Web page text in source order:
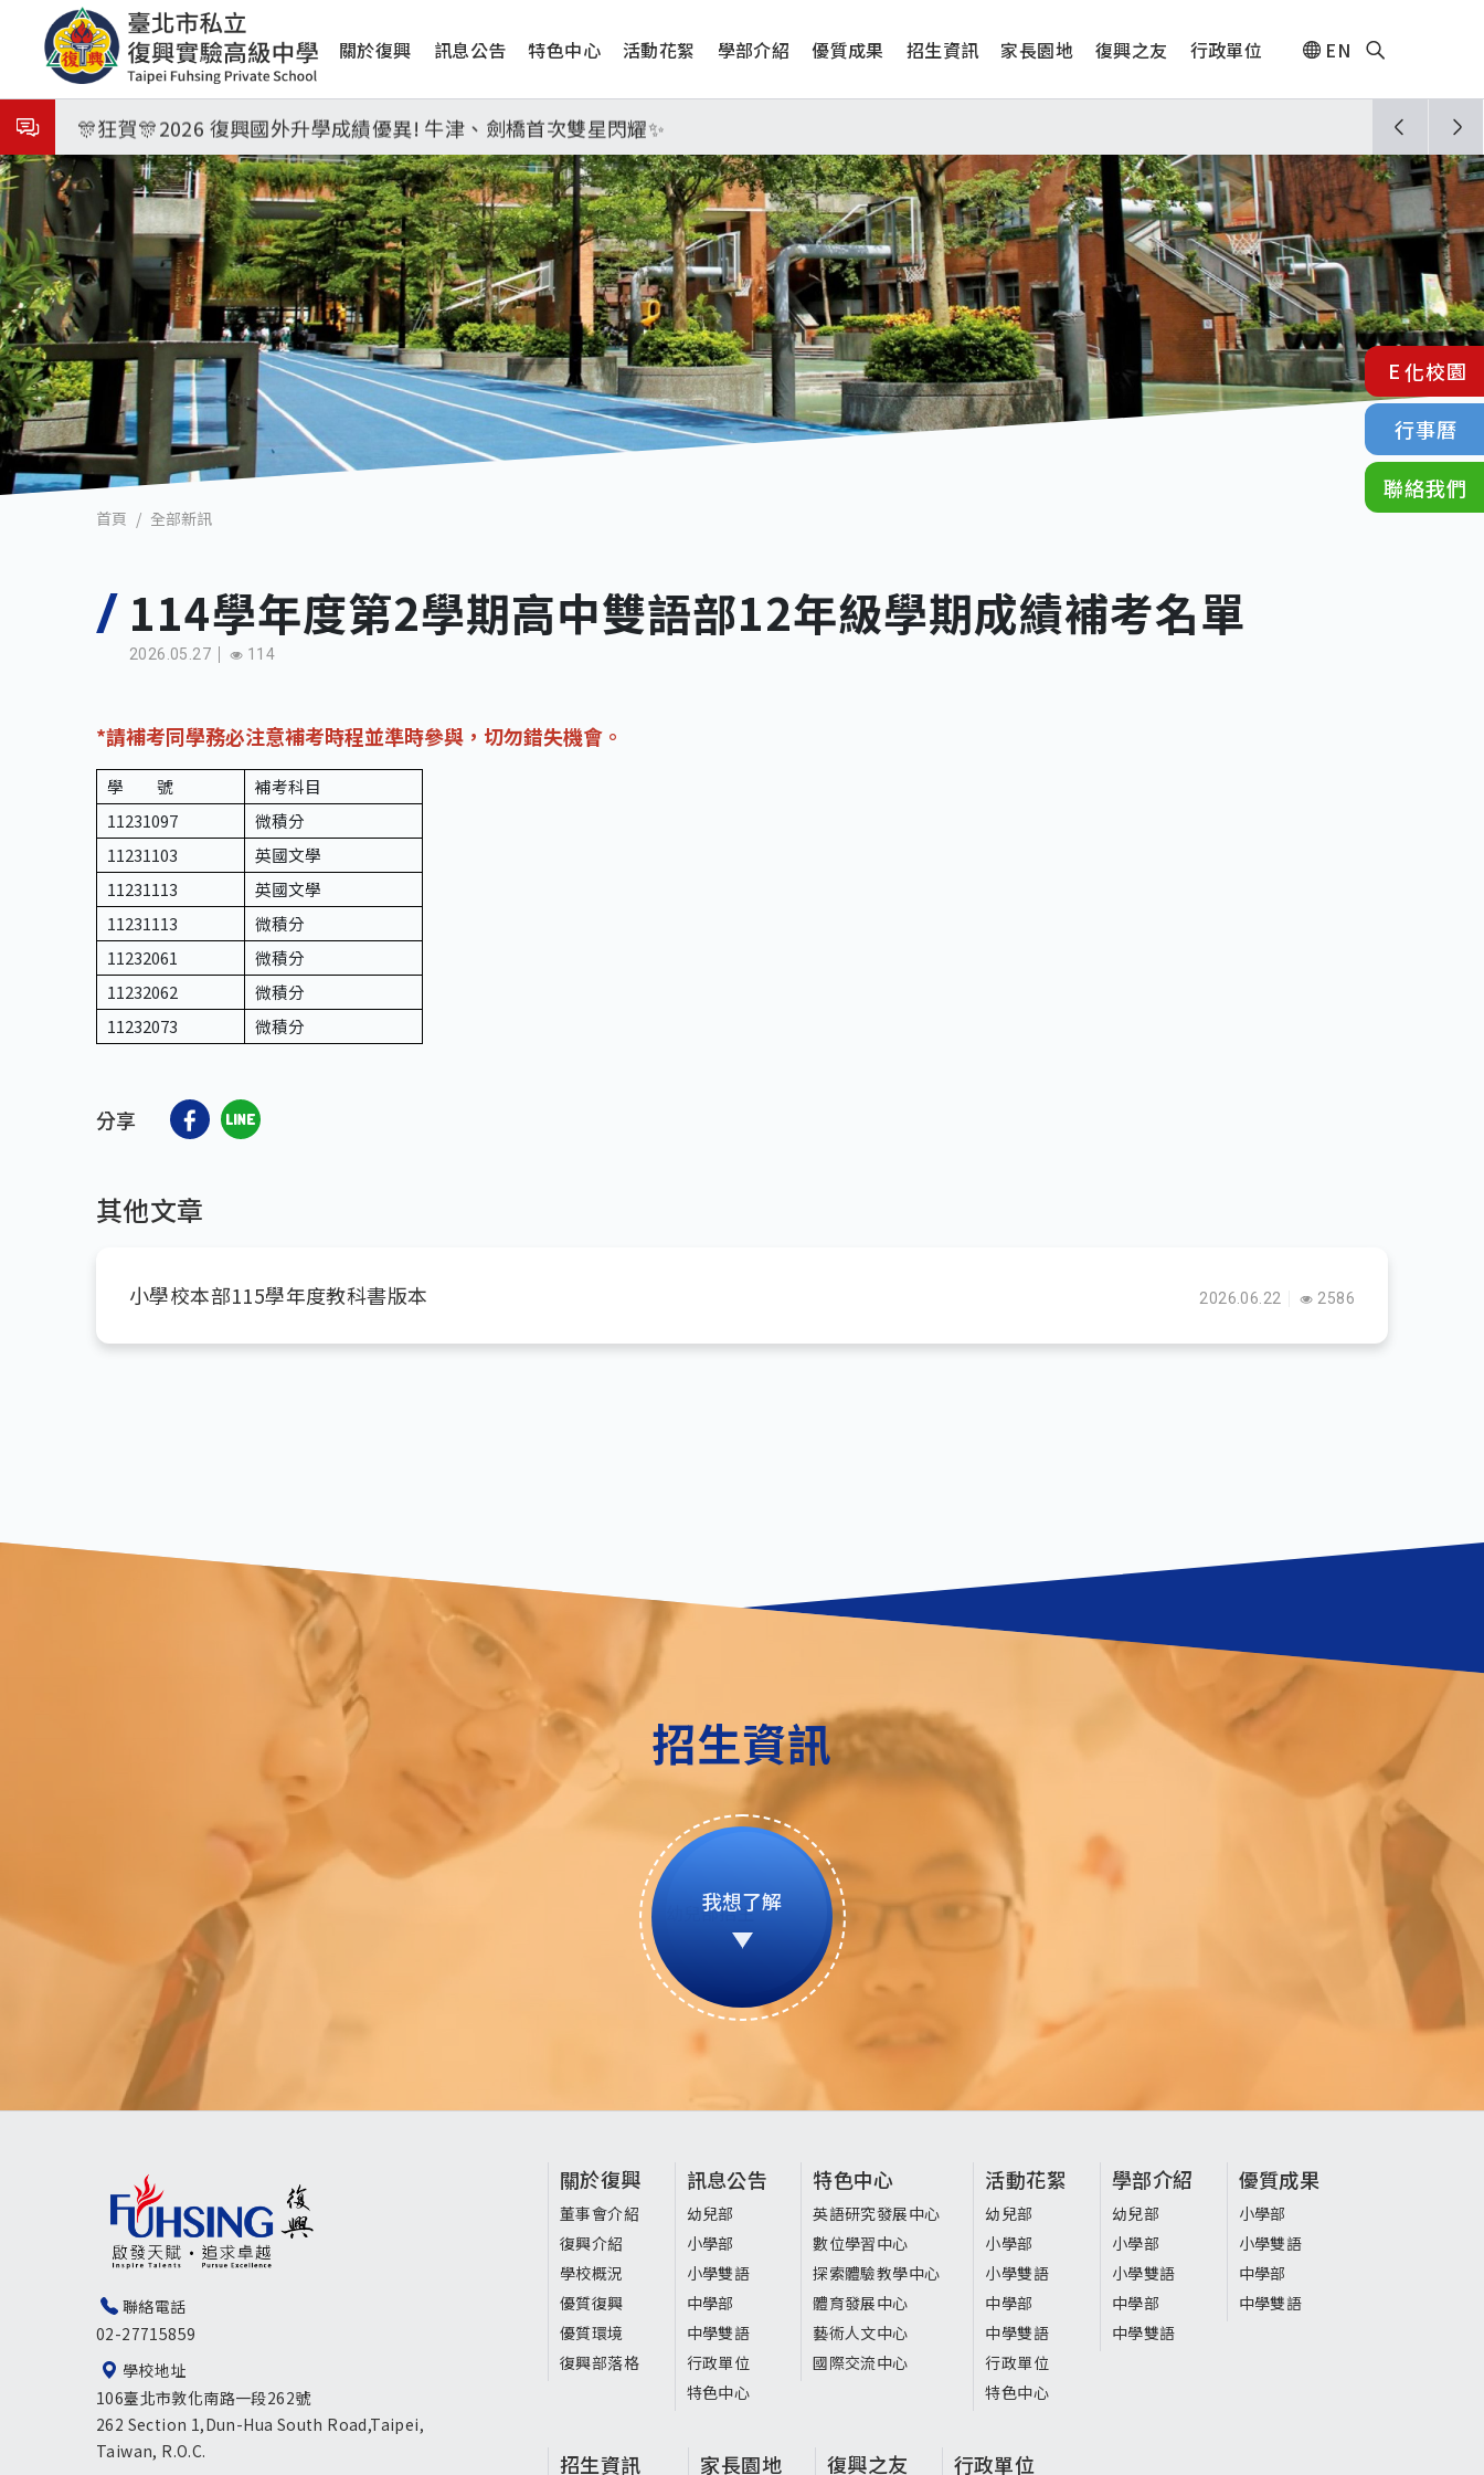
內
容
主
覽
關於復興 訊息公告 特色中心 活動花絮 學部介紹 優質成果 招生資訊 家長園地 復興之友 行政單位 EN
8月31日 開學日
🎉🎉🎉狂賀! 12望蘇同學榮錄MIT麻省理工學院，本校連續兩年錄取世界第一學府！
🎊狂賀🎊2026 復興國外升學成績優異! 牛津、劍橋首次雙星閃耀✨
115年校本部大學榜單再創佳績🎉，32％達醫學系錄取標準、62%達台大錄取標準。各組合4科60級分9人🎊
8月3日 分科成績公布
臺北市2026城鎮韌性(防空)演習訂於8月13日(四) 14時30分至15時實施，全市人、車及各場所均須配合管制與避難演練，以免受罰。
8月31日 開學日
🎉🎉🎉狂賀! 12望蘇同學榮錄MIT麻省理工學院，本校連續兩年錄取世界第一學府！
首頁 全部新訊
114學年度第2學期高中雙語部12年級學期成績補考名單
2026.05.27 114
*請補考同學務必注意補考時程並準時參與，切勿錯失機會。
學 號
補考科目
11231097
微積分
11231103
英國文學
11231113
英國文學
11231113
微積分
11232061
微積分
11232062
微積分
11232073
微積分
分享
其他文章
小學校本部115學年度教科書版本 2026.06.22 2586
招生資訊
我想了解
E化校園
行事曆
聯絡我們
聯絡電話
02-27715859
學校地址
106臺北市敦化南路一段262號
262 Section 1,Dun-Hua South Road,Taipei,
Taiwan, R.O.C.
頁
尾
選
單
關於復興
董事會介紹
復興介紹
學校概況
優質復興
優質環境
復興部落格
訊息公告
幼兒部
小學部
小學雙語
中學部
中學雙語
行政單位
特色中心
特色中心
英語研究發展中心
數位學習中心
探索體驗教學中心
體育發展中心
藝術人文中心
國際交流中心
活動花絮
幼兒部
小學部
小學雙語
中學部
中學雙語
行政單位
特色中心
學部介紹
幼兒部
小學部
小學雙語
中學部
中學雙語
優質成果
小學部
小學雙語
中學部
中學雙語
招生資訊 家長園地 復興之友 行政單位